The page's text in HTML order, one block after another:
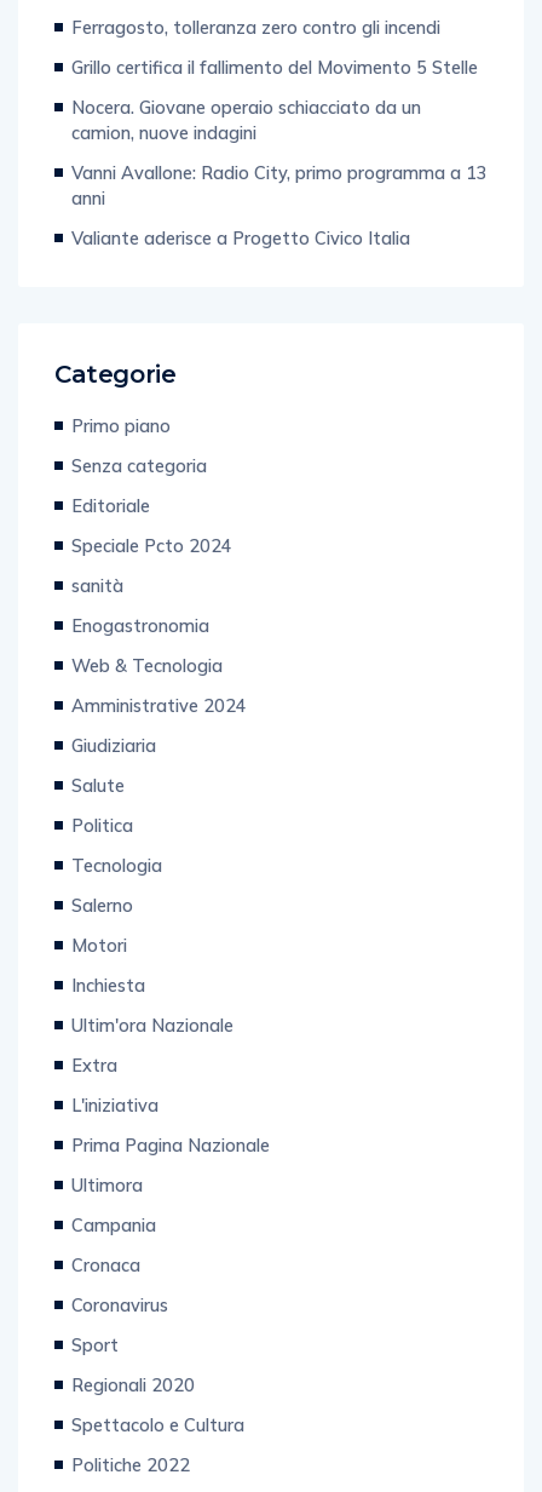
Ferragosto, tolleranza zero contro gli incendi
Grillo certifica il fallimento del Movimento 5 Stelle
Nocera. Giovane operaio schiacciato da un
camion, nuove indagini
Vanni Avallone: Radio City, primo programma a 13
anni
Valiante aderisce a Progetto Civico Italia
Categorie
Primo piano
Senza categoria
Editoriale
Speciale Pcto 2024
sanità
Enogastronomia
Web & Tecnologia
Amministrative 2024
Giudiziaria
Salute
Politica
Tecnologia
Salerno
Motori
Inchiesta
Ultim'ora Nazionale
Extra
L'iniziativa
Prima Pagina Nazionale
Ultimora
Campania
Cronaca
Coronavirus
Sport
Regionali 2020
Spettacolo e Cultura
Politiche 2022